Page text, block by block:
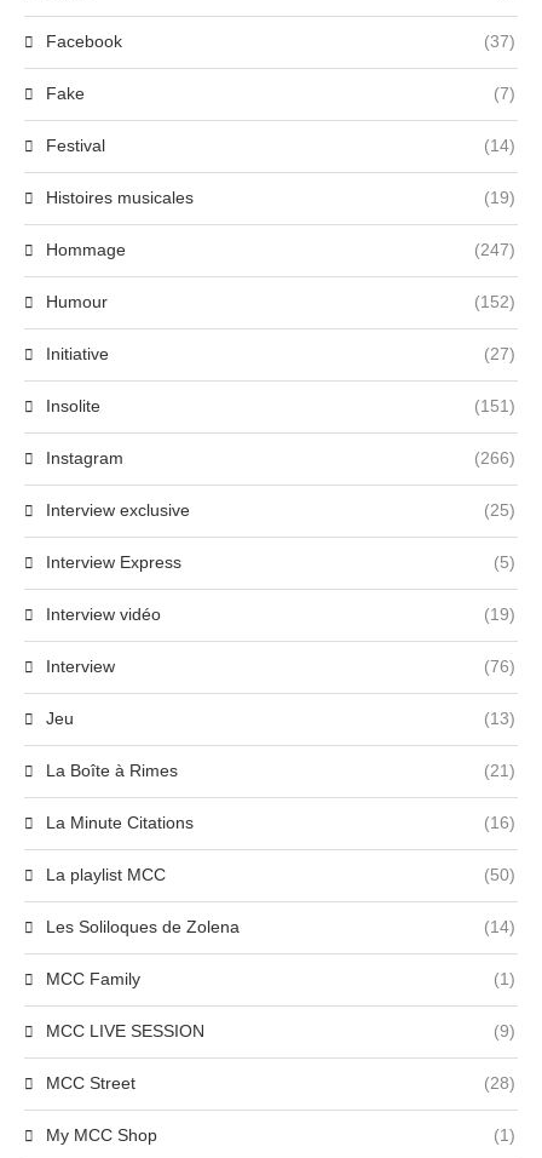
Facebook (37)
Fake (7)
Festival (14)
Histoires musicales (19)
Hommage (247)
Humour (152)
Initiative (27)
Insolite (151)
Instagram (266)
Interview exclusive (25)
Interview Express (5)
Interview vidéo (19)
Interview (76)
Jeu (13)
La Boîte à Rimes (21)
La Minute Citations (16)
La playlist MCC (50)
Les Soliloques de Zolena (14)
MCC Family (1)
MCC LIVE SESSION (9)
MCC Street (28)
My MCC Shop (1)